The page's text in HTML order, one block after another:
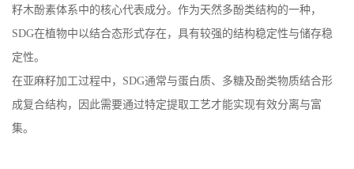
籽木酚素体系中的核心代表成分。作为天然多酚类结构的一种，
SDG在植物中以结合态形式存在，具有较强的结构稳定性与储存稳
定性。
在亚麻籽加工过程中，SDG通常与蛋白质、多糖及酚类物质结合形
成复合结构，因此需要通过特定提取工艺才能实现有效分离与富
集。